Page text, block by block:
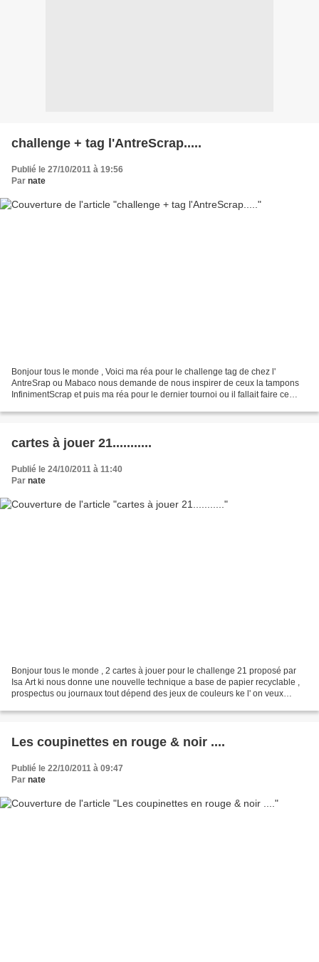
challenge + tag l'AntreScrap.....
Publié le 27/10/2011 à 19:56
Par nate
Bonjour tous le monde , Voici ma réa pour le challenge tag de chez l'
AntreSrap ou Mabaco nous demande de nous inspirer de ceux la tampons
InfinimentScrap et puis ma réa pour le dernier tournoi ou il fallait faire ce
cartes à jouer 21...........
Publié le 24/10/2011 à 11:40
Par nate
Bonjour tous le monde , 2 cartes à jouer pour le challenge 21 proposé par
Isa Art ki nous donne une nouvelle technique a base de papier recyclable ,
prospectus ou journaux tout dépend des jeux de couleurs ke l' on veux
Les coupinettes en rouge & noir ....
Publié le 22/10/2011 à 09:47
Par nate